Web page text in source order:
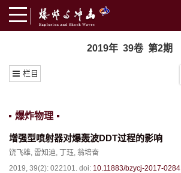
2019年 39卷 第2期
栏目
爆炸物理
增强型喷射器对爆轰波DDT过程的影响
饶飞雄, 雷知迪, 丁珏, 翁培奋
2019, 39(2): 022101. doi: 10.11883/bzycj-2017-0284